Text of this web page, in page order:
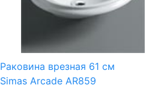
Раковина врезная 61 см
Simas Arcade AR859